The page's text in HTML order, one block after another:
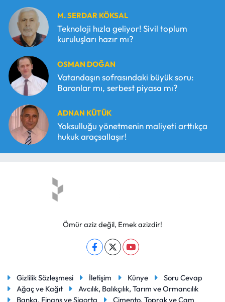
M. SERDAR KÖKSAL
Teknoloji hızla geliyor! Sivil toplum
kuruluşları hazır mı?
OSMAN DOĞAN
Vatandaşın sofrasındaki büyük soru:
Baronlar mı, serbest piyasa mı?
ADNAN KÜTÜK
Yoksulluğu yönetmenin maliyeti arttıkça
hukuk araçsallaşır!
Ömür aziz değil, Emek azizdir!
Gizlilik Sözleşmesi İletişim Künye
Soru Cevap
Ağaç ve Kağıt
Avcılık, Balıkçılık, Tarım ve Ormancılık
Banka, Finans ve Sigorta
Çimento, Toprak ve Cam